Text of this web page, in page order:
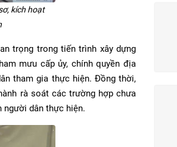
kích hoạt
trọng trong tiến trình xây dựng
mưu cấp ủy, chính quyền địa
tham gia thực hiện. Đồng thời,
rà soát các trường hợp chưa
người dân thực hiện.